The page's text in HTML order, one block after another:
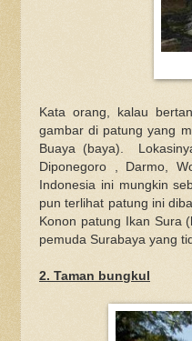
Kata orang, kalau
gambar di patung yang
Buaya (baya).
Diponegoro , Darmo,
Indonesia ini mungkin
pun terlihat patung ini
Konon patung Ikan Sura
pemuda Surabaya yang
2. Taman bungkul